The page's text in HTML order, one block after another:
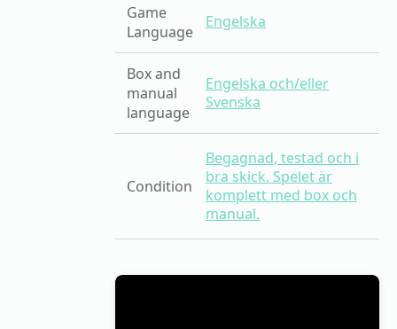
Game
Language
Engelska
Box and
manual
language
Engelska och/eller
Svenska
Condition
Begagnad, testad och i
bra skick. Spelet är
komplett med box och
manual.